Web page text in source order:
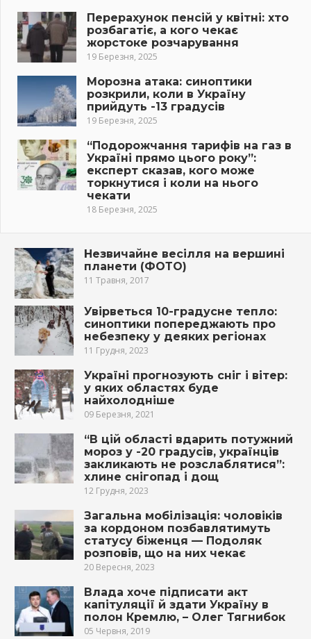
Перерахунок пенсій у квітні: хто
розбагатіє, а кого чекає
жорстоке розчарування
19 Березня, 2025
Морозна атака: синоптики
розкрили, коли в Україну
прийдуть -13 градусів
19 Березня, 2025
“Подорожчання тарифів на газ в
Україні прямо цього року”:
експерт сказав, кого може
торкнутися і коли на нього
чекати
18 Березня, 2025
Незвичайне весілля на вершині
планети (ФОТО)
11 Травня, 2017
Увірветься 10-градусне тепло:
синоптики попереджають про
небезпеку у деяких регіонах
11 Грудня, 2023
Україні прогнозують сніг і вітер:
у яких областях буде
найхолодніше
09 Березня, 2021
“В цій області вдарить потужний
мороз у -20 градусів, українців
закликають не розслаблятися”:
хлине снігопад і дощ
12 Грудня, 2023
Загальна мобілізація: чоловіків
за кордоном позбавлятимуть
статусу біженця — Подоляк
розповів, що на них чекає
20 Вересня, 2023
Влада хоче підписати акт
капітуляції й здати Україну в
полон Кремлю, – Олег Тягнибок
05 Червня, 2019